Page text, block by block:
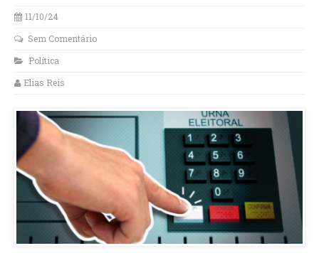
11/10/24
Sem Comentário
Política
Elias Reis